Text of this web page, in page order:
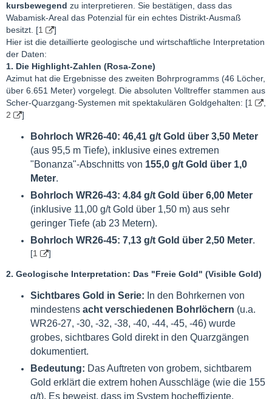
kursbewegend zu interpretieren. Sie bestätigen, dass das
Wabamisk-Areal das Potenzial für ein echtes Distrikt-Ausmaß
besitzt. [1
]
Hier ist die detaillierte geologische und wirtschaftliche Interpretation
der Daten:
1. Die Highlight-Zahlen (Rosa-Zone)
Azimut hat die Ergebnisse des zweiten Bohrprogramms (46 Löcher,
über 6.651 Meter) vorgelegt. Die absoluten Volltreffer stammen aus
Scher-Quarzgang-Systemen mit spektakulären Goldgehalten: [1
2
]
Bohrloch WR26-40: 46,41 g/t Gold über 3,50 Meter
(aus 95,5 m Tiefe), inklusive eines extremen
"Bonanza"-Abschnitts von 155,0 g/t Gold über 1,0
Meter.
Bohrloch WR26-43: 4.84 g/t Gold über 6,00 Meter
(inklusive 11,00 g/t Gold über 1,50 m) aus sehr
geringer Tiefe (ab 23 Metern).
Bohrloch WR26-45: 7,13 g/t Gold über 2,50 Meter.
[1 ]
2. Geologische Interpretation: Das "Freie Gold" (Visible Gold)
Sichtbares Gold in Serie: In den Bohrkernen von
mindestens acht verschiedenen Bohrlöchern (u.a.
WR26-27, -30, -32, -38, -40, -44, -45, -46) wurde
grobes, sichtbares Gold direkt in den Quarzgängen
dokumentiert.
Bedeutung: Das Auftreten von grobem, sichtbarem
Gold erklärt die extrem hohen Ausschläge (wie die 155
g/t). Es beweist, dass im System hocheffiziente,